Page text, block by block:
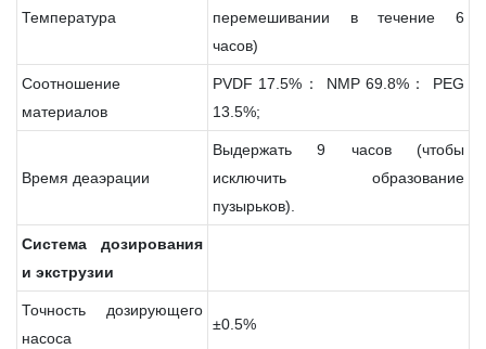
Температура
перемешивании в течение 6
часов)
Соотношение
материалов
PVDF 17.5%： NMP 69.8%： PEG
13.5%;
Время деаэрации
Выдержать 9 часов (чтобы
исключить образование
пузырьков).
Система
дозирования
и экструзии
Точность дозирующего
насоса
±0.5%